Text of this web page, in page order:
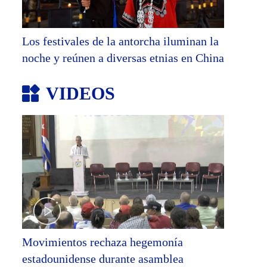
Los festivales de la antorcha iluminan la
noche y reúnen a diversas etnias en China
VIDEOS
Movimientos rechaza hegemonía
estadounidense durante asamblea